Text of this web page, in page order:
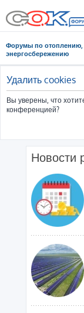
Форумы по
энергосбережению
Удалить cookies
Вы уверены, что
конференцией?
Новости